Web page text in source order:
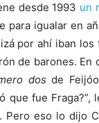
desde 1993 un
para igualar en
por ahí iban
de barones. En
dos de
que fue Fraga?”,
Pero eso lo dijo